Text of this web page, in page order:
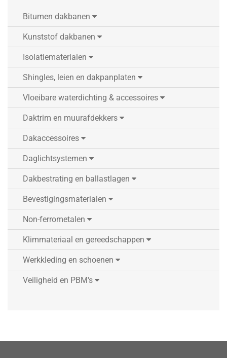
Bitumen dakbanen
Kunststof dakbanen
Isolatiematerialen
Shingles, leien en dakpanplaten
Vloeibare waterdichting & accessoires
Daktrim en muurafdekkers
Dakaccessoires
Daglichtsystemen
Dakbestrating en ballastlagen
Bevestigingsmaterialen
Non-ferrometalen
Klimmateriaal en gereedschappen
Werkkleding en schoenen
Veiligheid en PBM's